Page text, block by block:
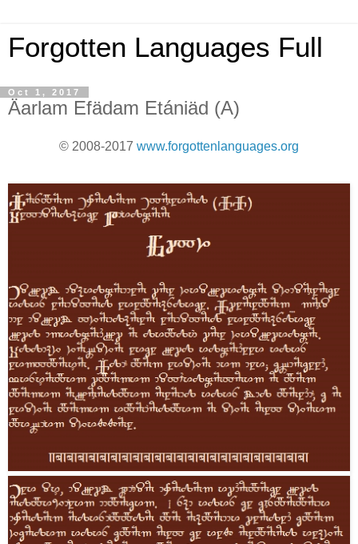
Forgotten Languages Full
Oct 1, 2017
Äarlam Efädam Etániäd (A)
© 2008-2017 www.forgottenlanguages.org